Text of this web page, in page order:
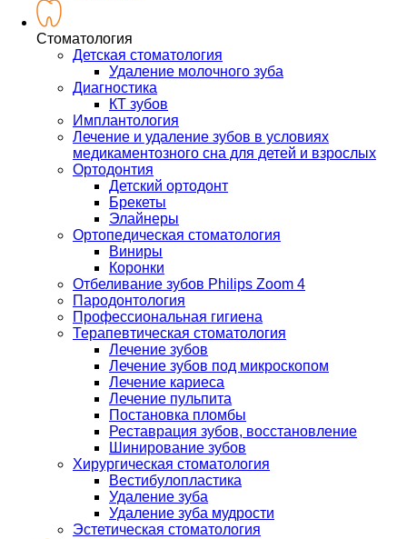
Стоматология
Детская стоматология
Удаление молочного зуба
Диагностика
КТ зубов
Имплантология
Лечение и удаление зубов в условиях
медикаментозного сна для детей и взрослых
Ортодонтия
Детский ортодонт
Брекеты
Элайнеры
Ортопедическая стоматология
Виниры
Коронки
Отбеливание зубов Philips Zoom 4
Пародонтология
Профессиональная гигиена
Терапевтическая стоматология
Лечение зубов
Лечение зубов под микроскопом
Лечение кариеса
Лечение пульпита
Постановка пломбы
Реставрация зубов, восстановление
Шинирование зубов
Хирургическая стоматология
Вестибулопластика
Удаление зуба
Удаление зуба мудрости
Эстетическая стоматология